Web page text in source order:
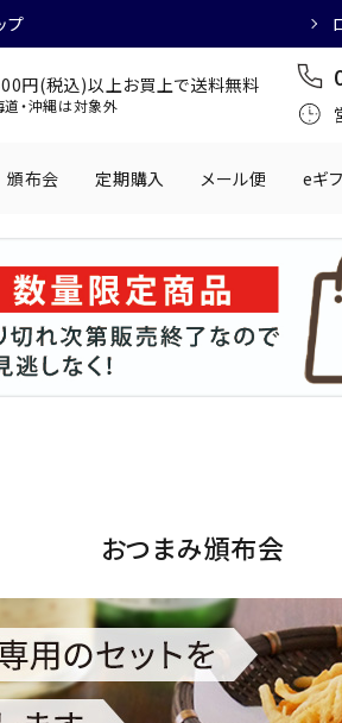
プ
円(税込)以上お買上で送料無料
道・沖縄は対象外
乳製品 か
501円～1,000円 1,001円～2,000円
5,001円～
頒布会 定期購入 メール便 eギ
おつまみ頒布会